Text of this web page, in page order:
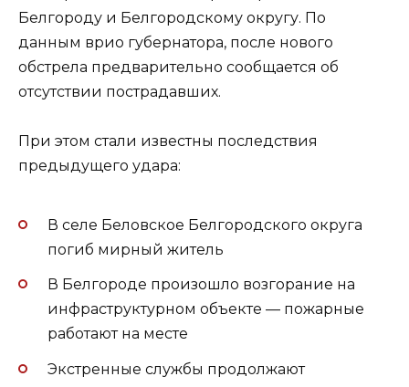
Белгороду и Белгородскому округу. По
данным врио губернатора, после нового
обстрела предварительно сообщается об
отсутствии пострадавших.
При этом стали известны последствия
предыдущего удара:
В селе Беловское Белгородского округа
погиб мирный житель
В Белгороде произошло возгорание на
инфраструктурном объекте — пожарные
работают на месте
Экстренные службы продолжают